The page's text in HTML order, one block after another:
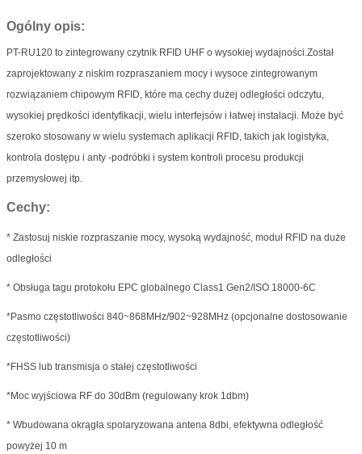
Ogólny opis:
PT-RU120 to zintegrowany czytnik RFID UHF o wysokiej wydajności.Został
zaprojektowany z niskim rozpraszaniem mocy i wysoce zintegrowanym
rozwiązaniem chipowym RFID, które ma cechy dużej odległości odczytu,
wysokiej prędkości identyfikacji, wielu interfejsów i łatwej instalacji. Może być
szeroko stosowany w wielu systemach aplikacji RFID, takich jak logistyka,
kontrola dostępu i anty -podróbki i system kontroli procesu produkcji
przemysłowej itp.
Cechy:
* Zastosuj niskie rozpraszanie mocy, wysoką wydajność, moduł RFID na duże
odległości
* Obsługa tagu protokołu EPC globalnego Class1 Gen2/ISO 18000-6C
*Pasmo częstotliwości 840~868MHz/902~928MHz (opcjonalne dostosowanie
częstotliwości)
*FHSS lub transmisja o stałej częstotliwości
*Moc wyjściowa RF do 30dBm (regulowany krok 1dbm)
* Wbudowana okrągła spolaryzowana antena 8dbi, efektywna odległość
powyżej 10 m